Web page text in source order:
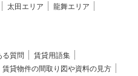
太田エリア
龍舞エリア
る質問
賃貸用語集
賃貸物件の間取り図や資料の見方